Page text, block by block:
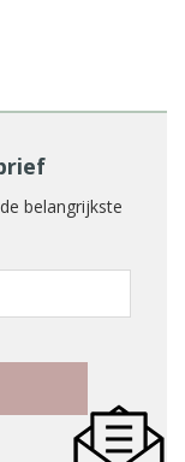
belangrijkste